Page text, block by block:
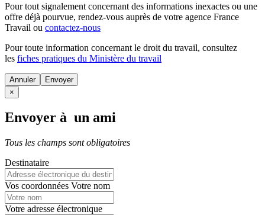
Pour tout signalement concernant des informations inexactes ou une
offre déjà pourvue, rendez-vous auprès de votre agence France
Travail ou contactez-nous
Pour toute information concernant le droit du travail, consultez
les fiches pratiques du Ministère du travail
Annuler
×
Envoyer à un ami
Tous les champs sont obligatoires
Destinataire
Vos coordonnées Votre nom
Votre adresse électronique